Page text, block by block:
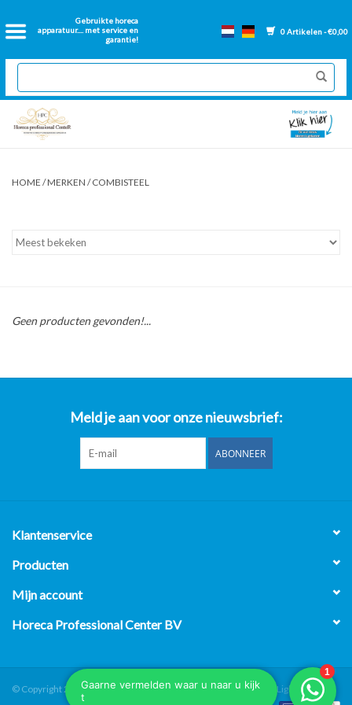
Gebruikte horeca
apparatuur.... met service en
garantie!
0 Artikelen - €0,00
Home
2dehands Horeca
Nieuwe apparatuur
Onderdelen bakwanden
Over ons
HOME /MERKEN /COMBISTEEL
Geen producten gevonden!...
Meld je aan voor onze nieuwsbrief:
ABONNEER
Klantenservice
Producten
Mijn account
Horeca Professional Center BV
© Copyright 2026 Horeca Professional Center BV - Powered by Lightspeed